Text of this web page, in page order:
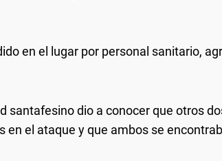
en el lugar por personal sanitario,
santafesino dio a conocer que otros
en el ataque y que ambos se